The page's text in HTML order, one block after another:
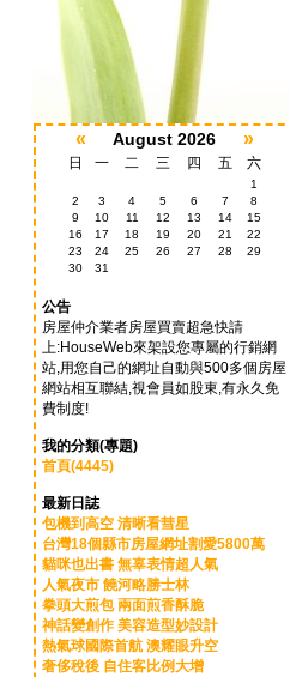
« August 2026 »
日 一 二 三 四 五 六
1
2
3 4 5 6 7
8
9
10 11 12 13 14
15
16
17 18 19 20 21
22
23
24 25 26 27 28
29
30
31
公告
房屋仲介業者房屋買賣超急快請
上:HouseWeb來架設您專屬的行銷網
站,用您自己的網址自動與500多個房屋
網站相互聯結,視會員如股東,有永久免
費制度!
我的分類(專題)
首頁(4445)
最新日誌
包機到高空 清晰看彗星
台灣18個縣市房屋網址割愛5800萬
貓咪也出書 無辜表情超人氣
人氣夜市 饒河略勝士林
拳頭大煎包 兩面煎香酥脆
神話變創作 美容造型妙設計
熱氣球國際首航 澳耀眼升空
奢侈稅後 自住客比例大增